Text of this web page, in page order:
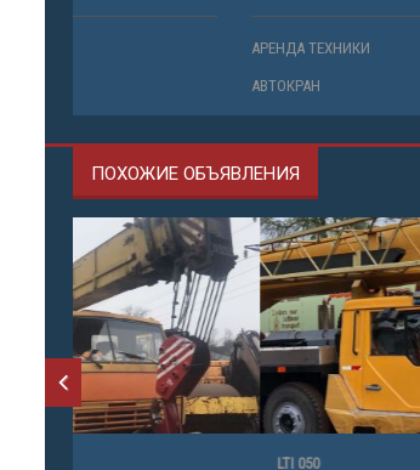
ПОХОЖИЕ ОБЪЯВЛЕНИЯ